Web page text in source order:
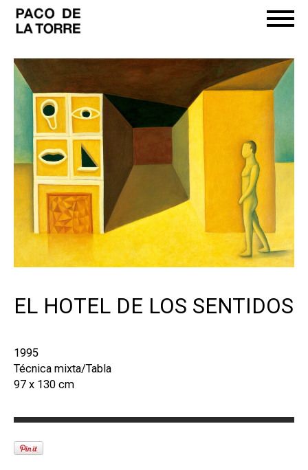
EL HOTEL DE LOS SENTIDOS
1995
Técnica mixta/Tabla
97 x 130 cm